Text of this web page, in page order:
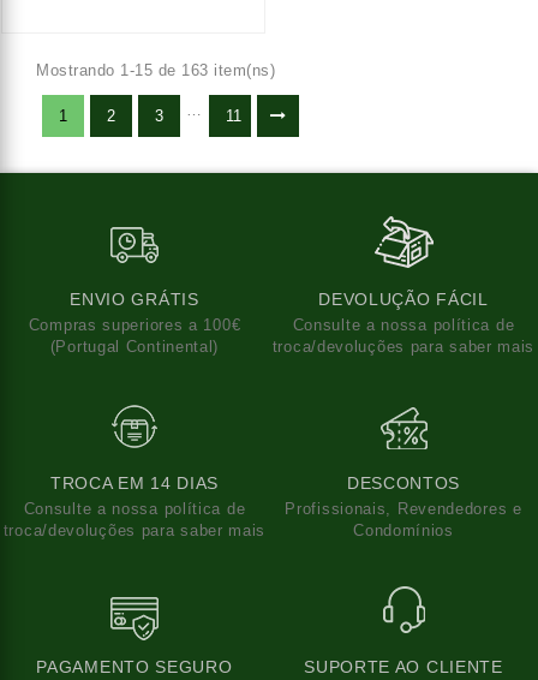
Mostrando 1-15 de 163 item(ns)
1 2 3 … 11
ENVIO GRÁTIS
Compras superiores a 100€
(Portugal Continental)
DEVOLUÇÃO FÁCIL
Consulte a nossa política de
troca/devoluções para saber mais
TROCA EM 14 DIAS
Consulte a nossa política de
troca/devoluções para saber mais
DESCONTOS
Profissionais, Revendedores e
Condomínios
PAGAMENTO SEGURO SUPORTE AO CLIENTE